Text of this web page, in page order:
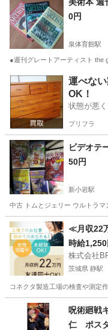
0円
泉体育館駅
●週刊グレートアーティスト the
東京 立川市 泉体育館
運べな
OK！
状態が悪
プリフラ
ビデオテ
50円
新小岩駅
中古 トムとジェリー ウルトラ
東京 葛飾区 新小岩駅
≪月収22
時給1,250
株式会社
茨城県 静駅
コネクタ製造工場の検査や測定
茨城 常陸大宮市 静駅
呪術廻戦
仁 ポス